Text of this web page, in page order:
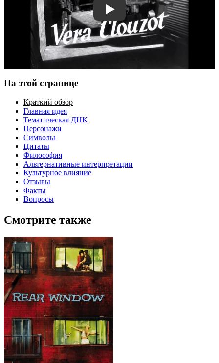
Смотреть трейлер
На этой странице
Краткий обзор
Главная идея
Тематическая ДНК
Персонажи
Символы
Цитаты
Философия
Альтернативные интерпретации
Культурное влияние
Отзывы
Факты
Вопросы
Смотрите также